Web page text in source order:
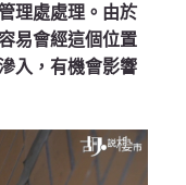
理處處理。由於
易會經這個位置
入，有機會影響